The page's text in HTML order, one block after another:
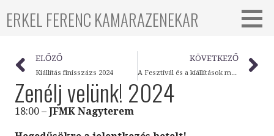
ERKEL FERENC KAMARAZENEKAR
ELŐZŐ
Kiállítás finisszázs 2024
KÖVETKEZŐ
A Fesztivál és a kiállítások megnyitója
Zenélj velünk! 2024
18:00 – JFMK Nagyterem